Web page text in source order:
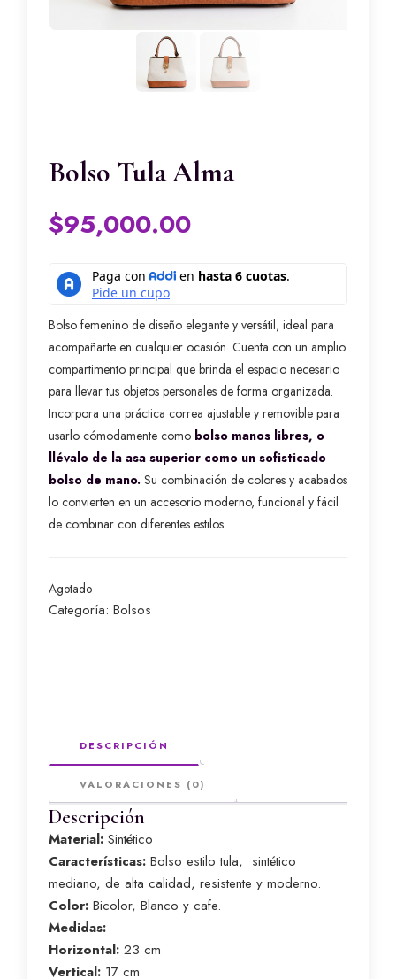
Bolso Tula Alma
$95,000.00
Bolso femenino de diseño elegante y versátil, ideal para
acompañarte en cualquier ocasión. Cuenta con un amplio
compartimento principal que brinda el espacio necesario
para llevar tus objetos personales de forma organizada.
Incorpora una práctica correa ajustable y removible para
usarlo cómodamente como bolso manos libres, o
llévalo de la asa superior como un sofisticado
bolso de mano. Su combinación de colores y acabados
lo convierten en un accesorio moderno, funcional y fácil
de combinar con diferentes estilos.
Agotado
Categoría: Bolsos
DESCRIPCIÓN
VALORACIONES (0)
Descripción
Material: Sintético
Características: Bolso estilo tula, sintético
mediano, de alta calidad, resistente y moderno.
Color: Bicolor, Blanco y cafe.
Medidas:
Horizontal: 23 cm
Vertical: 17 cm